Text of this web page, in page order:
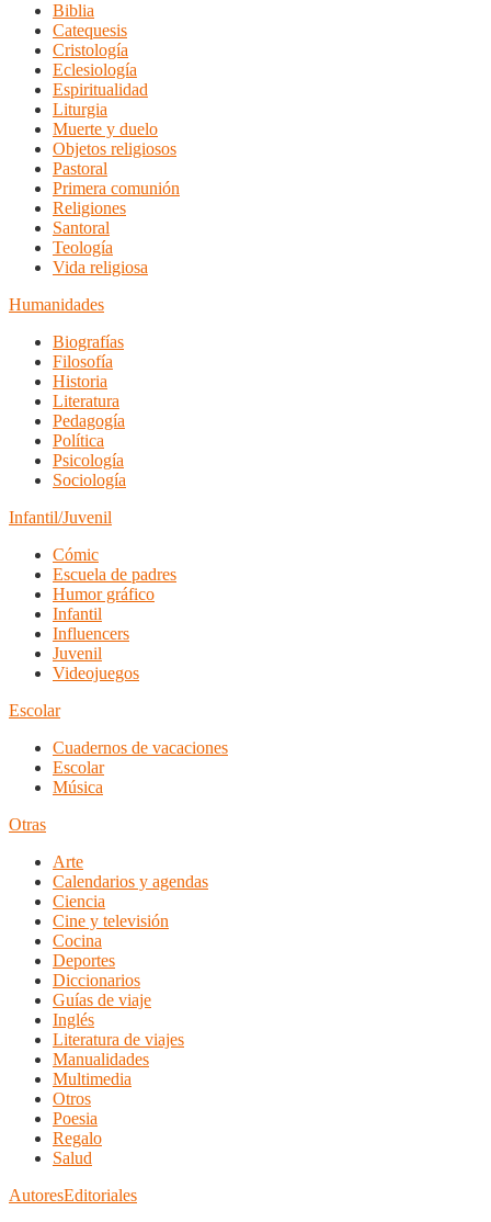
Biblia
Catequesis
Cristología
Eclesiología
Espiritualidad
Liturgia
Muerte y duelo
Objetos religiosos
Pastoral
Primera comunión
Religiones
Santoral
Teología
Vida religiosa
Humanidades
Biografías
Filosofía
Historia
Literatura
Pedagogía
Política
Psicología
Sociología
Infantil/Juvenil
Cómic
Escuela de padres
Humor gráfico
Infantil
Influencers
Juvenil
Videojuegos
Escolar
Cuadernos de vacaciones
Escolar
Música
Otras
Arte
Calendarios y agendas
Ciencia
Cine y televisión
Cocina
Deportes
Diccionarios
Guías de viaje
Inglés
Literatura de viajes
Manualidades
Multimedia
Otros
Poesia
Regalo
Salud
AutoresEditoriales